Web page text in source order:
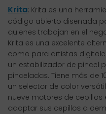
Krita: Krita es una
código abierto diseñada
quienes trabajan en el
Krita es una excelente
como para artistas
un estabilizador de pincel
pinceladas. Tiene más de
un selector de color
nueve motores de cepillos
adaptar sus cepillos a